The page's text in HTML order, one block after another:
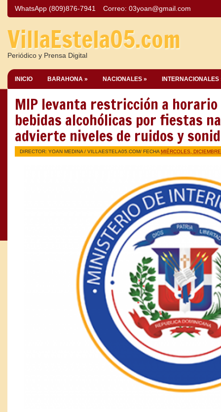
WhatsApp (809)876-7941 Correo: 03yoan@gmail.com
VillaEstela05.com
Periódico y Prensa Digital
INICIO BARAHONA » NACIONALES » INTERNACIONALES
MIP levanta restricción a horario
bebidas alcohólicas por fiestas
advierte niveles de ruidos y
DIRECTOR: YOAN MEDINA / VILLAESTELA05.COM/ FECHA MIÉRCOLES,